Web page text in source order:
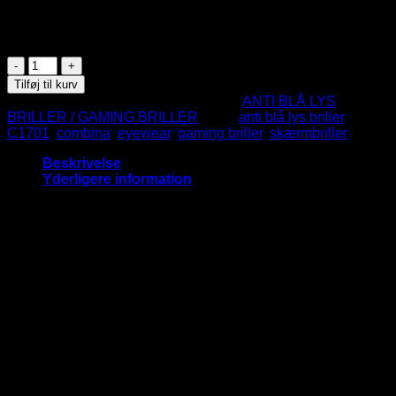
Anti
Blå
Lys
Briller
/
Gaming
briller
Combina
Tilføj til kurv
ANTI BLÅ LYS
BRILLER / GAMING BRILLER
anti blå lys briller,
C1701 combina eyewear, gaming briller, skærmbriller
Beskrivelse
Yderligere information